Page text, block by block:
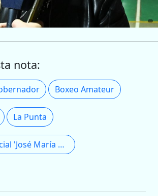
nota:
Boxeo Amateur
La Punta
Torneo Provincial 'José María Gatica'